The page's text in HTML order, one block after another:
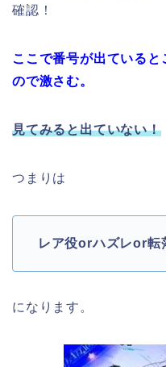
確認！
ここで番号が出ている
ので激さむ。
見てみると出ていない！
つまりは
レア役orハズレor転
になります。